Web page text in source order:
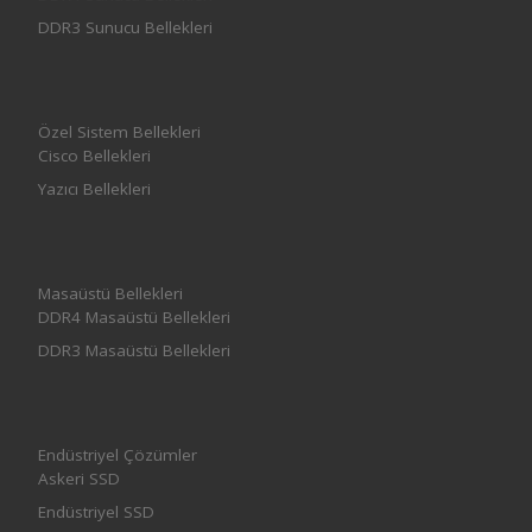
DDR3 Sunucu Bellekleri
Özel Sistem Bellekleri
Cisco Bellekleri
Yazıcı Bellekleri
Masaüstü Bellekleri
DDR4 Masaüstü Bellekleri
DDR3 Masaüstü Bellekleri
Endüstriyel Çözümler
Askeri SSD
Endüstriyel SSD